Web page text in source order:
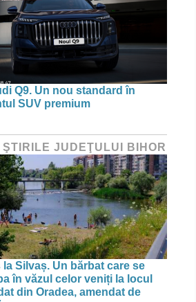
Q9. Un nou standard în
SUV premium
ŞTIRILE JUDEŢULUI BIHOR
la Silvaș. Un bărbat care se
în văzul celor veniți la locul
din Oradea, amendat de